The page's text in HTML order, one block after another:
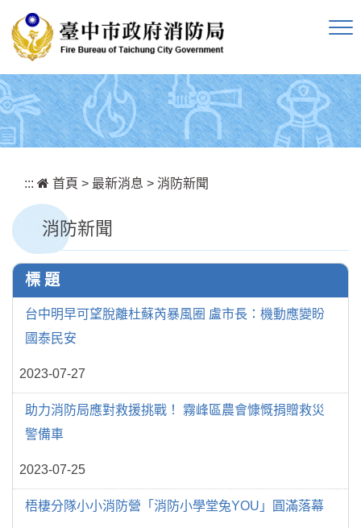
::: 首頁 > 最新消息 > 消防新聞
消防新聞
標 題
台中明早可望脫離杜蘇芮暴風圈 盧市長：機動應變盼
國泰民安
2023-07-27
助力消防局應對救援挑戰！ 霧峰區農會慷慨捐贈救災
警備車
2023-07-25
梧棲分隊小小消防營「消防小學堂兔YOU」圓滿落幕